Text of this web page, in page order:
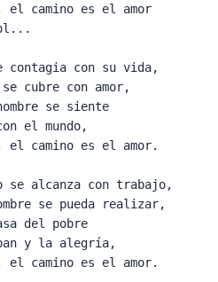
el camino es el amor
contagia con su vida,
cubre con amor,
se siente
el mundo,
el camino es el amor.
se alcanza con trabajo,
se pueda realizar,
del pobre
y la alegría,
el camino es el amor.